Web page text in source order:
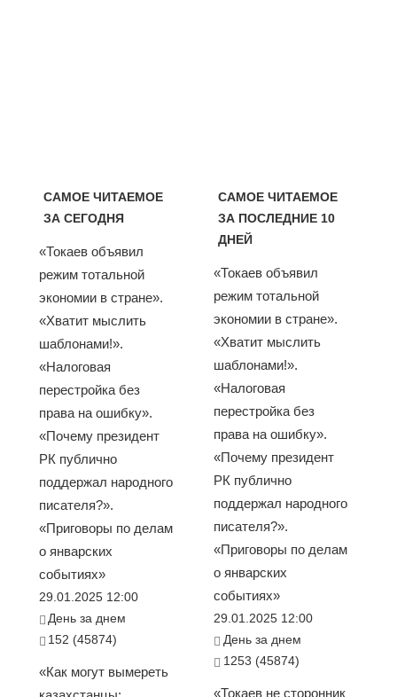
САМОЕ ЧИТАЕМОЕ
ЗА СЕГОДНЯ
«Токаев объявил
режим тотальной
экономии в стране».
«Хватит мыслить
шаблонами!».
«Налоговая
перестройка без
права на ошибку».
«Почему президент
РК публично
поддержал народного
писателя?».
«Приговоры по делам
о январских
событиях»
29.01.2025 12:00
День за днем
152 (45874)
«Как могут вымереть
САМОЕ ЧИТАЕМОЕ
ЗА ПОСЛЕДНИЕ 10
ДНЕЙ
«Токаев объявил
режим тотальной
экономии в стране».
«Хватит мыслить
шаблонами!».
«Налоговая
перестройка без
права на ошибку».
«Почему президент
РК публично
поддержал народного
писателя?».
«Приговоры по делам
о январских
событиях»
29.01.2025 12:00
День за днем
1253 (45874)
«Токаев не сторонник